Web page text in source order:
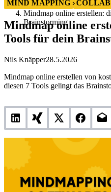
Mind Mapping
Mindmap online erstellen:
Brainstorming
MIND MAPPING
Mindmap online
Tools für dein
Nils Knäpper28.5.2026
Mindmap online erstellen von
diesen 7 Tools gelingt das